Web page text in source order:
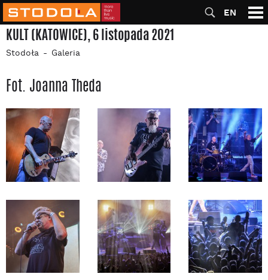
EN
KULT (KATOWICE), 6 listopada 2021
Stodoła Galeria
Fot. Joanna Theda